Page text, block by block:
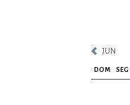
JUN
DOM SEG